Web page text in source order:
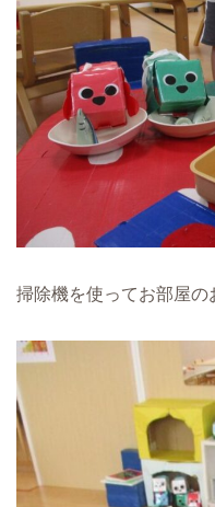
掃除機を使ってお部屋の